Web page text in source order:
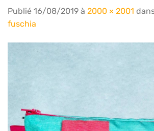
Publié 16/08/2019 à 2000 × 2001
fuschia